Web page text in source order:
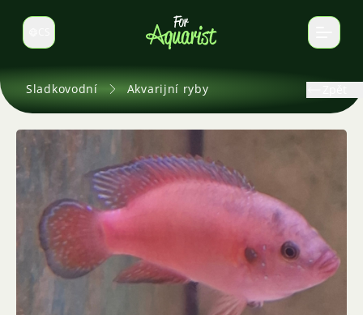
Select language
Sladkovodní Akvarijní ryby